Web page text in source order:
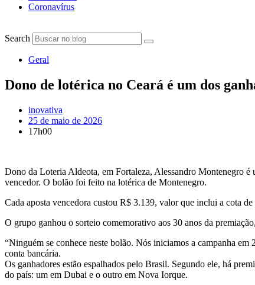
Coronavírus
Search
Geral
Dono de lotérica no Ceará é um dos
inovativa
25 de maio de 2026
17h00
Dono da Loteria Aldeota, em Fortaleza, Alessandro Montenegro
vencedor. O bolão foi feito na lotérica de Montenegro.
Cada aposta vencedora custou R$ 3.139, valor que inclui a cota
O grupo ganhou o sorteio comemorativo aos 30 anos da
“Ninguém se conhece neste bolão. Nós iniciamos a campanha
conta bancária.
Os ganhadores estão espalhados pelo Brasil. Segundo ele, há
do país: um em Dubai e o outro em Nova Iorque.